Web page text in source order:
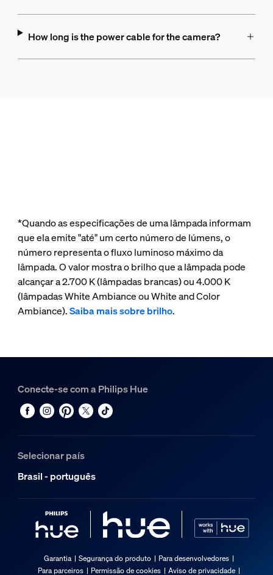
How long is the power cable for the camera?
*Quando as especificações de uma lâmpada informam
que ela emite "até" um certo número de lúmens, o
número representa o fluxo luminoso máximo da
lâmpada. O valor mostra o brilho que a lâmpada pode
alcançar a 2.700 K (lâmpadas brancas) ou 4.000 K
(lâmpadas White Ambiance ou White and Color
Ambiance).Saiba mais sobre brilho.
Conecte-se com a Philips Hue
Selecionar país
Brasil - português
Garantia Segurança do produto
Para desenvolvedores
Para parceiros
Permissão de cookies Aviso de privacidade